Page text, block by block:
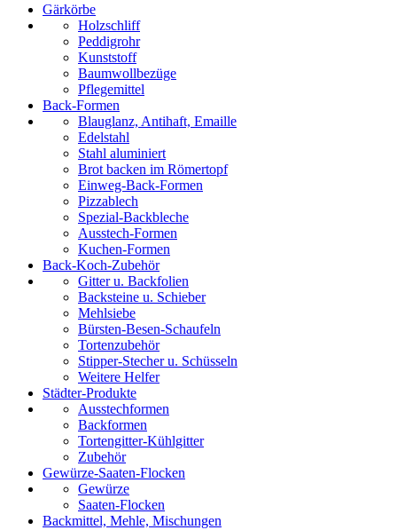
Gärkörbe
Holzschliff
Peddigrohr
Kunststoff
Baumwollbezüge
Pflegemittel
Back-Formen
Blauglanz, Antihaft, Emaille
Edelstahl
Stahl aluminiert
Brot backen im Römertopf
Einweg-Back-Formen
Pizzablech
Spezial-Backbleche
Ausstech-Formen
Kuchen-Formen
Back-Koch-Zubehör
Gitter u. Backfolien
Backsteine u. Schieber
Mehlsiebe
Bürsten-Besen-Schaufeln
Tortenzubehör
Stipper-Stecher u. Schüsseln
Weitere Helfer
Städter-Produkte
Ausstechformen
Backformen
Tortengitter-Kühlgitter
Zubehör
Gewürze-Saaten-Flocken
Gewürze
Saaten-Flocken
Backmittel, Mehle, Mischungen